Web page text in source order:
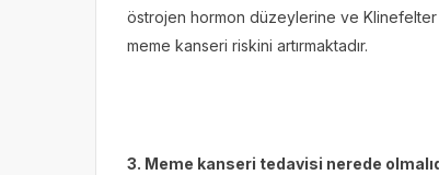
östrojen hormon düzeylerine ve
meme kanseri riskini artırmaktadır.
3. Meme kanseri tedavisi nerede